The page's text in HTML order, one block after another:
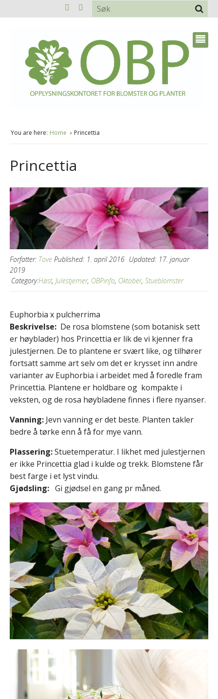
You are here: Home Princettia
Princettia
Forfatter: Tove Published: 1. april 2016 Updated: 17. januar
2019
Category:Høst, Julestjerner, OBPinfo, Oktober, Stueblomster
Euphorbia x pulcherrima
Beskrivelse: De rosa blomstene (som botanisk sett
er høyblader) hos Princettia er lik de vi kjenner fra
julestjernen. De to plantene er svært like, og tilhører
fortsatt samme art selv om det er krysset inn andre
varianter av Euphorbia i arbeidet med å foredle fram
Princettia. Plantene er holdbare og kompakte i
veksten, og de rosa høybladene finnes i flere nyanser.
Vanning: Jevn vanning er det beste. Planten takler
bedre å tørke enn å få for mye vann.
Plassering:Stuetemperatur. I likhet med julestjernen
er ikke Princettia glad i kulde og trekk. Blomstene får
best farge i et lyst vindu.
Gjødsling: Gi gjødsel en gang pr måned.